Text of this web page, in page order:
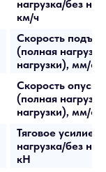
нагрузка/без
км/ч
Скорость
(полная
нагрузки), мм/с
Скорость
(полная
нагрузки), мм/с
Тяговое усилие
нагрузка/без
кН